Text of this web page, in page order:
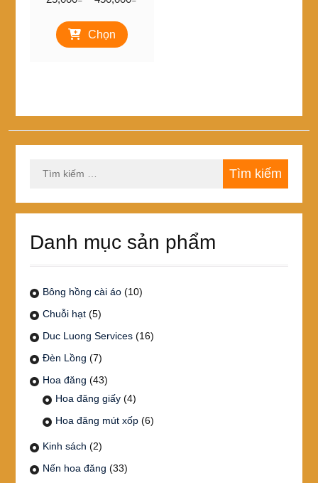
Chọn
phẩm
chọn
trang
kiếm
Danh mục sản phẩm
Bông hồng cài áo (10)
Chuỗi hạt (5)
Duc Luong Services (16)
Đèn Lồng (7)
Hoa đăng (43)
Hoa đăng giấy (4)
Hoa đăng mút xốp (6)
Kinh sách (2)
Nến hoa đăng (33)